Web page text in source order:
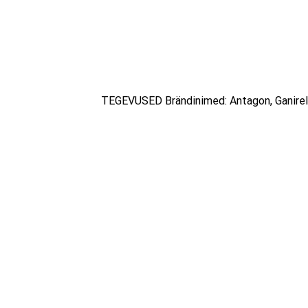
TEGEVUSED Brändinimed: Antagon,